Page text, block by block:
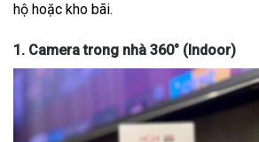
hộ hoặc kho bãi.
1. Camera trong nhà 360° (Indoor)